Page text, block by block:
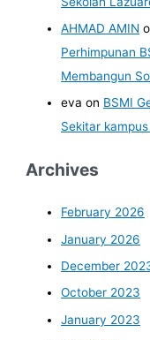
AHMAD AMIN
Perhimpunan
Membangun
eva on BSMI
Sekitar
Archives
February 2026
January 2026
December
October 2023
January 2023